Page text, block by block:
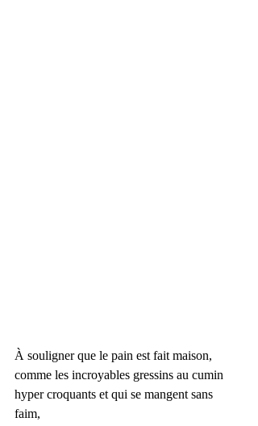
À souligner que le pain est fait maison,
comme les incroyables gressins au cumin
hyper croquants et qui se mangent sans
faim,